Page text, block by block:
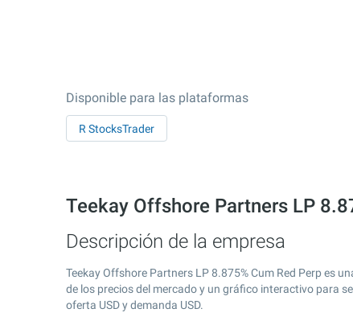
Disponible para las plataformas
R StocksTrader
Teekay Offshore Partners LP
Descripción de la empresa
Teekay Offshore Partners LP 8.875% Cum Red Perp es
de los precios del mercado y un gráfico interactivo para
oferta USD y demanda USD.